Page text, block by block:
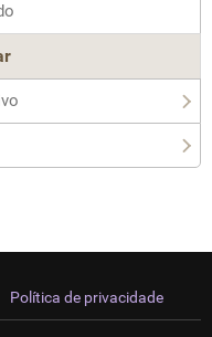
Política de privacidade